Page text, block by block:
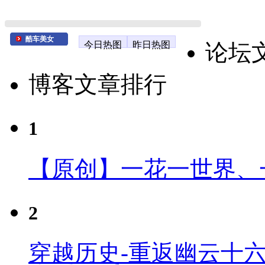
酷车美女
今日热图 昨日热图
论坛
博客文章排行
1
【原创】一花一世界
2
穿越历史-重返幽云十